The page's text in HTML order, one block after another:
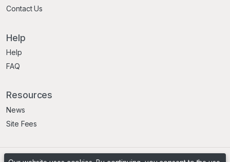
Contact Us
Help
Help
FAQ
Resources
News
Site Fees